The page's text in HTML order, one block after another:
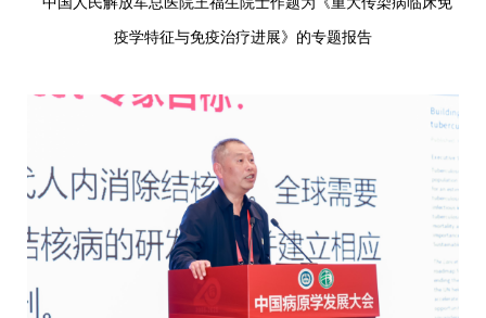
疫学特征与免疫治疗进展》的专题报告